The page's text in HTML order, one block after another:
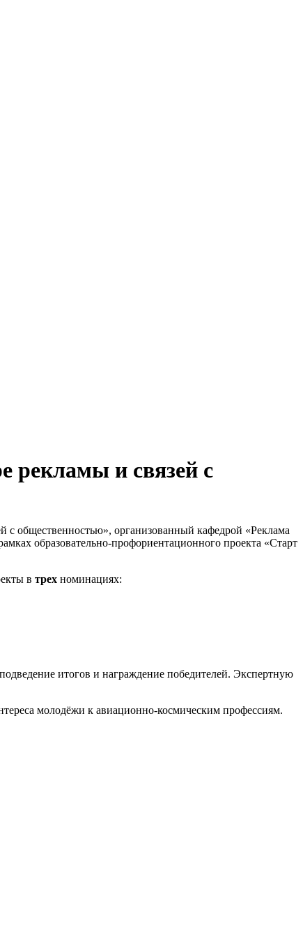
рекламы и связей с
с общественностью», организованный кафедрой «Реклама
образовательно-профориентационного проекта «Старт
в трех номинациях:
итогов и награждение победителей. Экспертную
молодёжи к авиационно-космическим профессиям.